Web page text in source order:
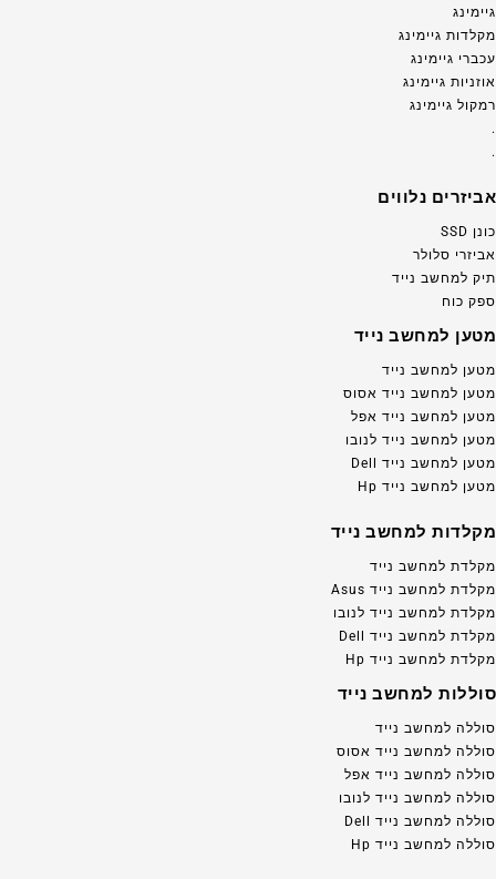
גיימינג
מקלדות גיימינג
עכברי גיימינג
אוזניות גיימינג
רמקול גיימינג
.
.
אביזרים נלווים
כונן SSD
אביזרי סלולר
תיק למחשב נייד
ספק כוח
מטען למחשב נייד
מטען למחשב נייד
מטען למחשב נייד אסוס
מטען למחשב נייד אפל
מטען למחשב נייד לנובו
מטען למחשב נייד Dell
מטען למחשב נייד Hp
מקלדות למחשב נייד
מקלדת למחשב נייד
מקלדת למחשב נייד Asus
מקלדת למחשב נייד לנובו
מקלדת למחשב נייד Dell
מקלדת למחשב נייד Hp
סוללות למחשב נייד
סוללה למחשב נייד
סוללה למחשב נייד אסוס
סוללה למחשב נייד אפל
סוללה למחשב נייד לנובו
סוללה למחשב נייד Dell
סוללה למחשב נייד Hp